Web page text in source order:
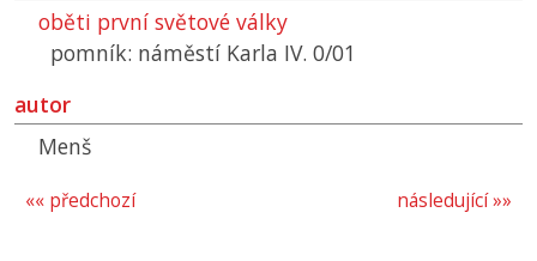
oběti první světové války
pomník: náměstí Karla IV. 0/01
autor
Menš
následující »»
«« předchozí